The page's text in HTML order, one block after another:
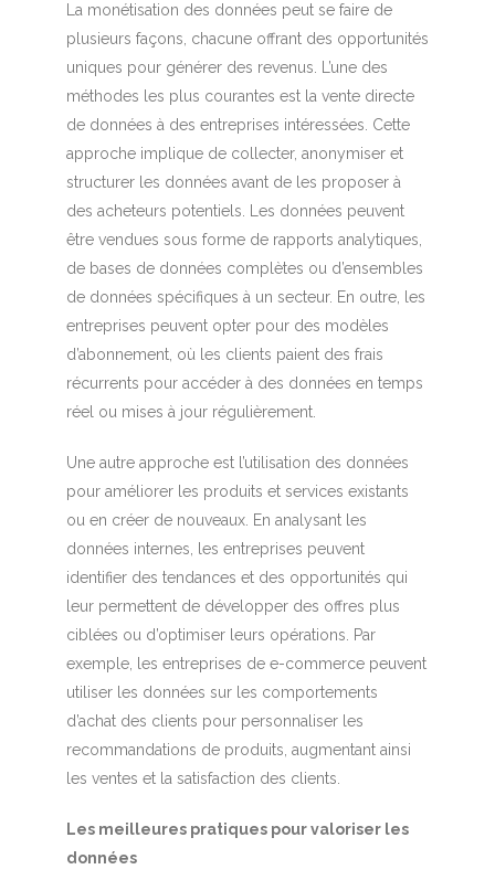
La monétisation des données peut se faire de
plusieurs façons, chacune offrant des opportunités
uniques pour générer des revenus. L’une des
méthodes les plus courantes est la vente directe
de données à des entreprises intéressées. Cette
approche implique de collecter, anonymiser et
structurer les données avant de les proposer à
des acheteurs potentiels. Les données peuvent
être vendues sous forme de rapports analytiques,
de bases de données complètes ou d’ensembles
de données spécifiques à un secteur. En outre, les
entreprises peuvent opter pour des modèles
d’abonnement, où les clients paient des frais
récurrents pour accéder à des données en temps
réel ou mises à jour régulièrement.
Une autre approche est l’utilisation des données
pour améliorer les produits et services existants
ou en créer de nouveaux. En analysant les
données internes, les entreprises peuvent
identifier des tendances et des opportunités qui
leur permettent de développer des offres plus
ciblées ou d’optimiser leurs opérations. Par
exemple, les entreprises de e-commerce peuvent
utiliser les données sur les comportements
d’achat des clients pour personnaliser les
recommandations de produits, augmentant ainsi
les ventes et la satisfaction des clients.
Les meilleures pratiques pour valoriser les
données